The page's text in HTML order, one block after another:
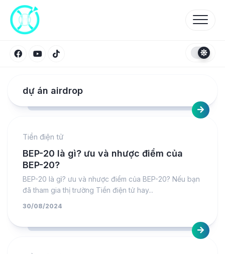
content
dự án airdrop
Tiền điện tử
BEP-20 là gì? ưu và nhược điểm của
BEP-20?
BEP-20 là gì? ưu và nhược điểm của BEP-20? Nếu bạn
đã tham gia thị trường Tiền điện tử hay...
30/08/2024